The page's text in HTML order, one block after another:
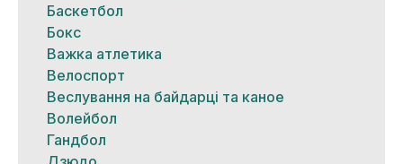
Баскетбол
Бокс
Важка атлетика
Велоспорт
Веслування на байдарці та каное
Волейбол
Гандбол